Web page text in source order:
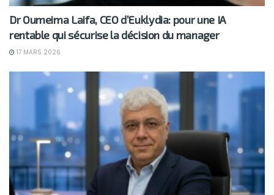
Dr Oumeima Laifa, CEO d’Euklydia: pour une IA
rentable qui sécurise la décision du manager
17 MARS 2026